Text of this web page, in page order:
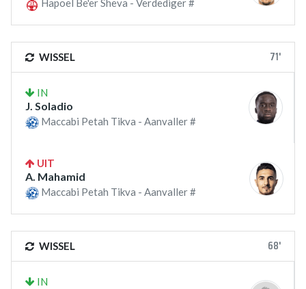
Hapoel Be'er Sheva - Verdediger #
WISSEL 71'
IN
J. Soladio
Maccabi Petah Tikva - Aanvaller #
UIT
A. Mahamid
Maccabi Petah Tikva - Aanvaller #
WISSEL 68'
IN